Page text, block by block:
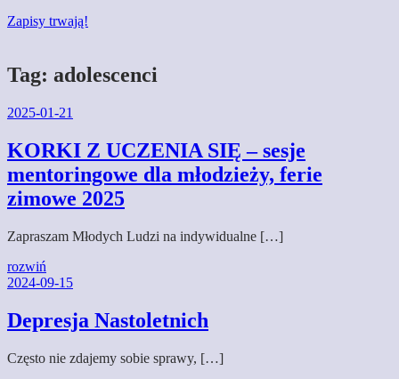
Zapisy trwają!
Tag: adolescenci
2025-01-21
KORKI Z UCZENIA SIĘ – sesje
mentoringowe dla młodzieży, ferie
zimowe 2025
Zapraszam Młodych Ludzi na indywidualne […]
rozwiń
2024-09-15
Depresja Nastoletnich
Często nie zdajemy sobie sprawy, […]